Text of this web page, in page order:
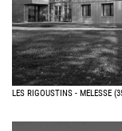
LES RIGOUSTINS - MELESSE